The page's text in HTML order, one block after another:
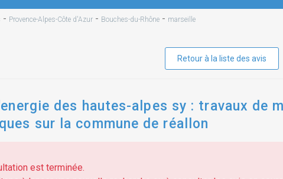
- Provence-Alpes-Côte d'Azur - Bouches-du-Rhône - marseille
Retour à la liste des avis
des hautes-alpes sy : travaux de
sur la commune de réallon
est terminée.